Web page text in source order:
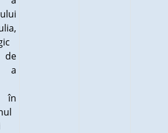
de
a
în